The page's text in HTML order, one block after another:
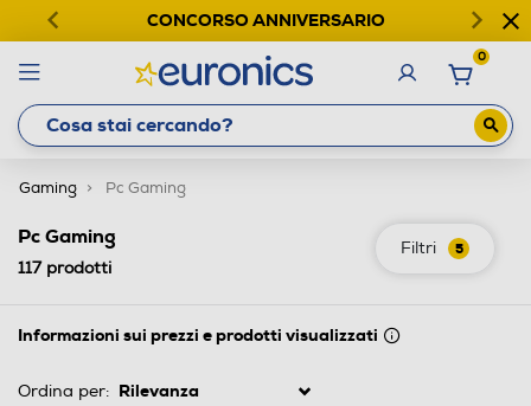
CONCORSO ANNIVERSARIO
0
Gaming Pc Gaming
Filtri 5
Pc Gaming
117prodotti
Informazioni sui prezzi e prodotti visualizzati
Ordina per: